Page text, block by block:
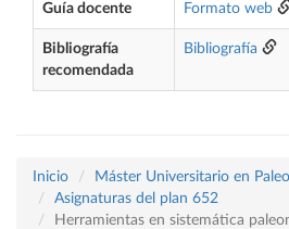
Guía docente Formato web
Bibliografía
recomendada
Bibliografía
Inicio
Máster Universitario en
Asignaturas del plan 652
Herramientas en sistemática